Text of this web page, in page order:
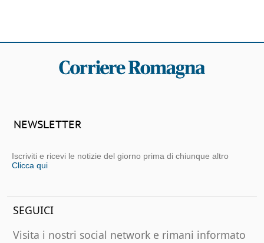
NEWSLETTER
Iscriviti e ricevi le notizie del giorno prima di chiunque altro
Clicca qui
SEGUICI
Visita i nostri social network e rimani informato